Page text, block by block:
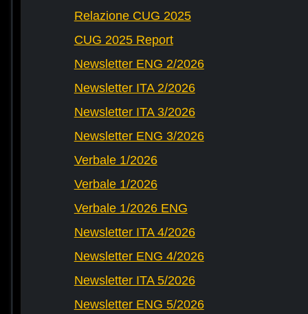
Relazione CUG 2025
CUG 2025 Report
Newsletter ENG 2/2026
Newsletter ITA 2/2026
Newsletter ITA 3/2026
Newsletter ENG 3/2026
Verbale 1/2026
Verbale 1/2026
Verbale 1/2026 ENG
Newsletter ITA 4/2026
Newsletter ENG 4/2026
Newsletter ITA 5/2026
Newsletter ENG 5/2026